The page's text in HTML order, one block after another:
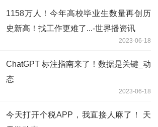
1158万人！今年高校毕业生数量再创历
史新高！找工作更难了...-世界播资讯
2023-06-18
ChatGPT 标注指南来了！数据是关键_动
态
2023-06-18
今天打开个税APP，我直接人麻了！ 天